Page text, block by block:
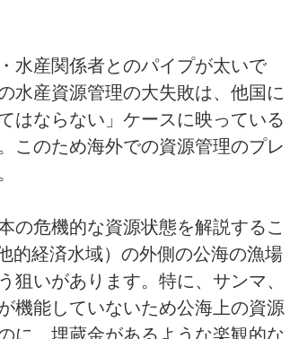
水産関係者とのパイプが太いで
水産資源管理の大失敗は、他国に
はならない」ケースに映っている
このため海外での資源管理のプレ
の危機的な資源状態を解説するこ
的経済水域）の外側の公海の漁場
狙いがあります。特に、サンマ、
機能していないため公海上の資源
に、埋蔵金があるような楽観的な